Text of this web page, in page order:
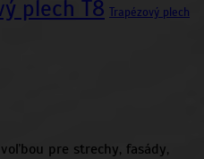
plech T8 Trapézový plech
pre strechy, fasády,